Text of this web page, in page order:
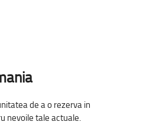
de a o rezerva in
nevoile tale actuale.